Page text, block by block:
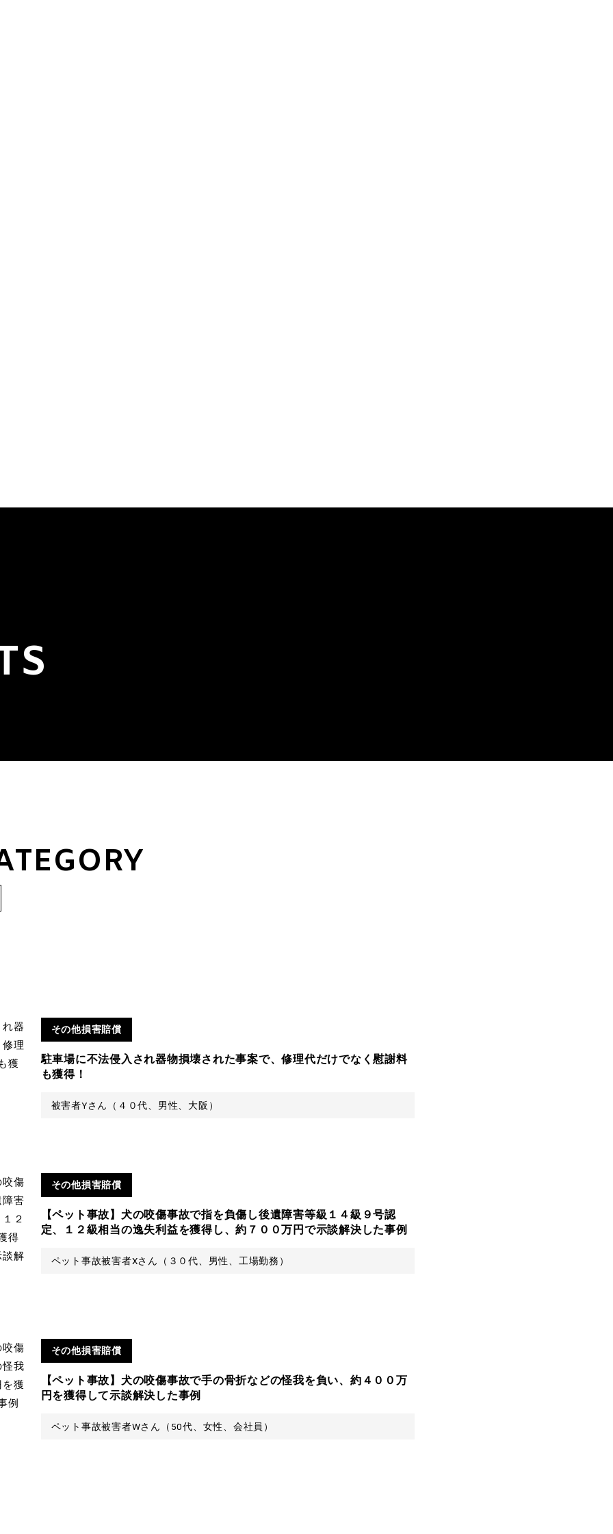
その他損害賠償
駐車場に不法侵入され器物損壊された事案で、修理代だけでなく慰謝料
も獲得！
被害者Yさん（４０代、男性、大阪）
その他損害賠償
【ペット事故】犬の咬傷事故で指を負傷し後遺障害等級１４級９号認
定、１２級相当の逸失利益を獲得し、約７００万円で示談解決した事例
ペット事故被害者Xさん（３０代、男性、工場勤務）
その他損害賠償
【ペット事故】犬の咬傷事故で手の骨折などの怪我を負い、約４００万
円を獲得して示談解決した事例
ペット事故被害者Wさん（50代、女性、会社員）